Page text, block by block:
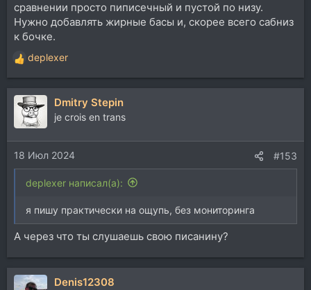
сравнении просто пиписечный и пустой по низу.
Нужно добавлять жирные басы и, скорее всего сабниз
к бочке.
Р
е
а
к
и
и
:
deplexer
Dmitry Stepin
je crois en trans
18 Июл 2024 #153
deplexer написал(а):
я пишу практически на ощупь, без мониторинга
А через что ты слушаешь свою писанину?
Denis12308